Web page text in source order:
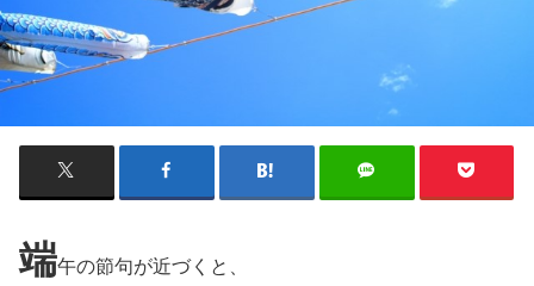
端午の節句が近づくと、